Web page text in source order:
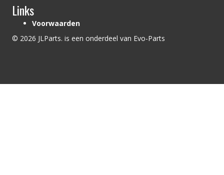
Links
Voorwaarden
© 2026 JLParts. is een onderdeel van Evo-Parts